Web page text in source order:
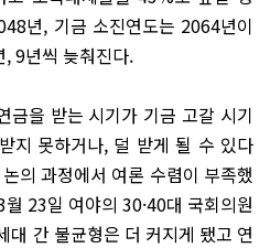
년, 기금 소진연도는 2064년이
9년씩 늦춰진다.
금을 받는 시기가 기금 고갈 시기
지 못하거나, 덜 받게 될 수 있다
의 과정에서 여론 수렴이 부족했
23일 여야의 30·40대 국회의원
대 간 불균형은 더 커지게 됐고 연